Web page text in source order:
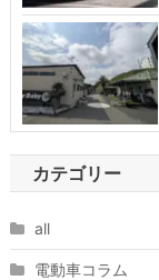
カテゴリー
all
電動車コラム